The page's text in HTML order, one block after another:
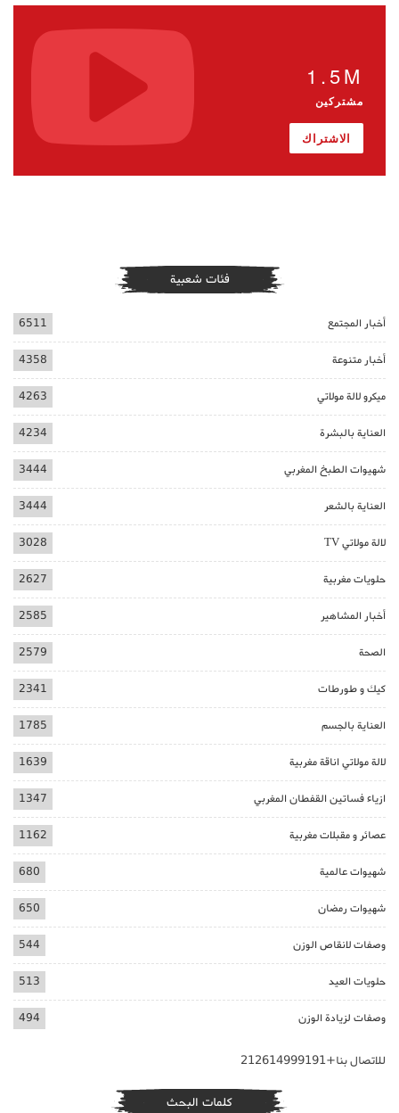
1.5M
مشتركين
الاشتراك
فئات شعبية
أخبار المجتمع 6511
أخبار متنوعة 4358
ميكرو لالة مولاتي 4263
العناية بالبشرة 4234
شهيوات الطبخ المغربي 3444
العناية بالشعر 3444
لالة مولاتي TV 3028
حلويات مغربية 2627
أخبار المشاهير 2585
الصحة 2579
كيك و طورطات 2341
العناية بالجسم 1785
لالة مولاتي اناقة مغربية 1639
ازياء فساتين القفطان المغربي 1347
عصائر و مقبلات مغربية 1162
شهيوات عالمية 680
شهيوات رمضان 650
وصفات لانقاص الوزن 544
حلويات العيد 513
وصفات لزيادة الوزن 494
للاتصال بنا+212614999191
كلمات البحث